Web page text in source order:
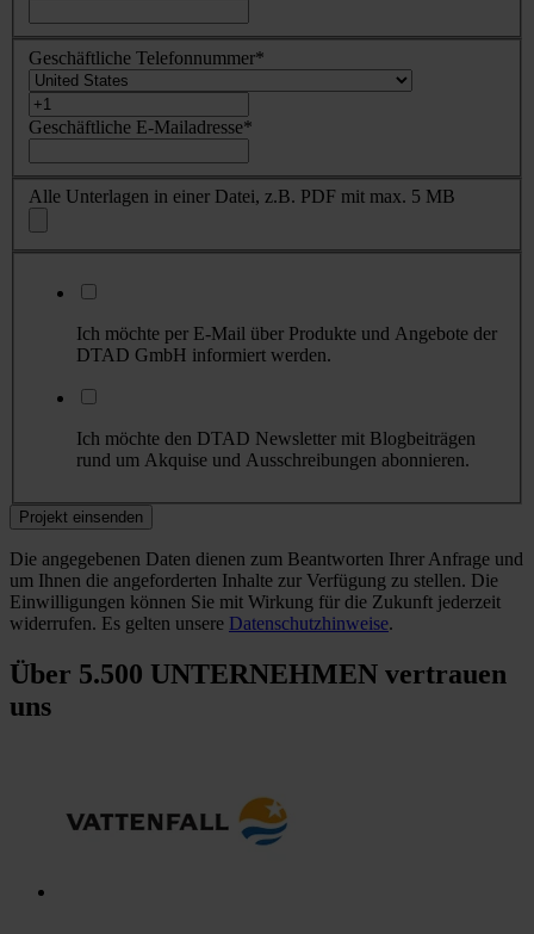
Geschäftliche Telefonnummer*
Geschäftliche E-Mailadresse*
Alle Unterlagen in einer Datei, z.B. PDF mit max. 5 MB
Ich möchte per E-Mail über Produkte und Angebote der
DTAD GmbH informiert werden.
Ich möchte den DTAD Newsletter mit Blogbeiträgen
rund um Akquise und Ausschreibungen abonnieren.
Die angegebenen Daten dienen zum Beantworten Ihrer Anfrage und
um Ihnen die angeforderten Inhalte zur Verfügung zu stellen. Die
Einwilligungen können Sie mit Wirkung für die Zukunft jederzeit
widerrufen. Es gelten unsere Datenschutzhinweise.
Über 5.500 UNTERNEHMEN vertrauen
uns